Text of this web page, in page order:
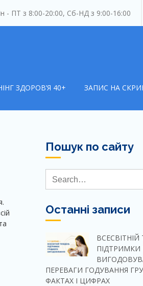
- ПТ з 8:00-20:00, Сб-НД з 9:00-16:00
ЗДОРОВ’Я 40+ ЗАПИС НА
Пошук по сайту
Останні записи
ПІДТРИМКИ
ПЕРЕВАГИ ГОДУВАННЯ
ФАКТАХ І ЦИФРАХ